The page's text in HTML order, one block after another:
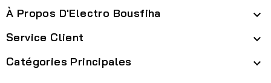
À Propos D'Electro Bousfiha 
Service Client 
Catégories Principales 